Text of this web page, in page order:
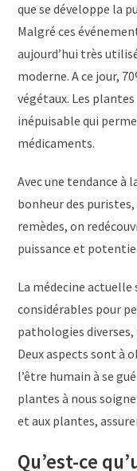
que se développe la
Malgré ces
aujourd’hui très
moderne. A ce jour,
végétaux. Les
inépuisable qui
médicaments.
Avec une tendance à
bonheur des
remèdes, on
puissance et
La médecine actuelle
considérables pour
pathologies diverses,
Deux aspects sont à
l’être humain à se
plantes à nous
et aux plantes,
Qu’est-ce